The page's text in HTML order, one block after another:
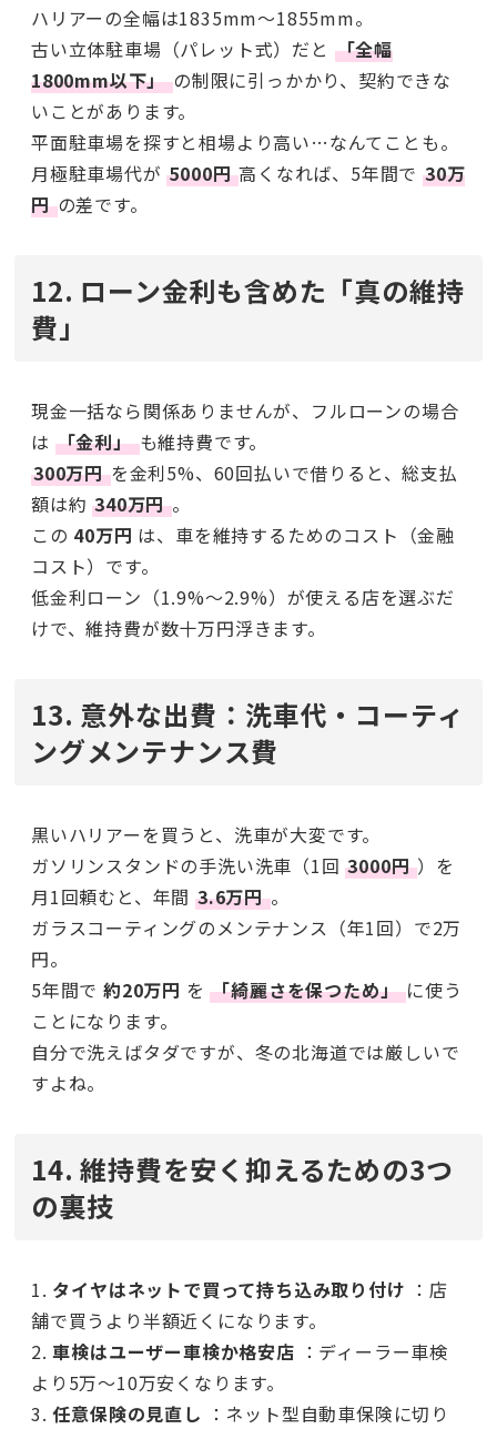
ハリアーの全幅は1835mm〜1855mm。
古い立体駐車場（パレット式）だと 「全幅
1800mm以下」の制限に引っかかり、契約できな
いことがあります。
平面駐車場を探すと相場より高い…なんてことも。
月極駐車場代が5000円高くなれば、5年間で30万
円の差です。
12. ローン金利も含めた「真の維持
費」
現金一括なら関係ありませんが、フルローンの場合
は 「金利」も維持費です。
300万円を金利5%、60回払いで借りると、総支払
額は約340万円。
この 40万円 は、車を維持するためのコスト（金融
コスト）です。
低金利ローン（1.9%〜2.9%）が使える店を選ぶだ
けで、維持費が数十万円浮きます。
13. 意外な出費：洗車代・コーティ
ングメンテナンス費
黒いハリアーを買うと、洗車が大変です。
ガソリンスタンドの手洗い洗車（1回3000円）を
月1回頼むと、年間 3.6万円。
ガラスコーティングのメンテナンス（年1回）で2万
円。
5年間で 約20万円 を「綺麗さを保つため」に使う
ことになります。
自分で洗えばタダですが、冬の北海道では厳しいで
すよね。
14. 維持費を安く抑えるための3つ
の裏技
1. タイヤはネットで買って持ち込み取り付け ：店
舗で買うより半額近くになります。
2.車検はユーザー車検か格安店 ：ディーラー車検
より5万〜10万安くなります。
3.任意保険の見直し ：ネット型自動車保険に切り